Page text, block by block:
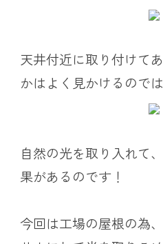
天井付近に取り付けて
かはよく見かけるので
自然の光を取り入れて
果があるのです！
今回は工場の屋根の為